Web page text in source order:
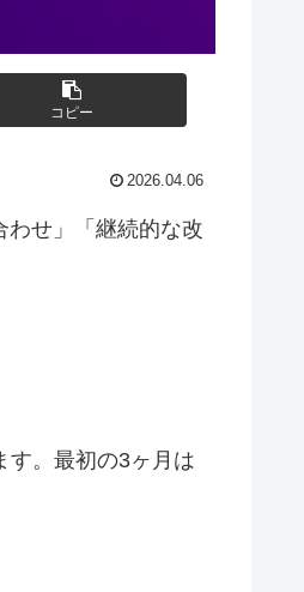
コピー
2026.04.06
わせ」「継続的な改
す。最初の3ヶ月は